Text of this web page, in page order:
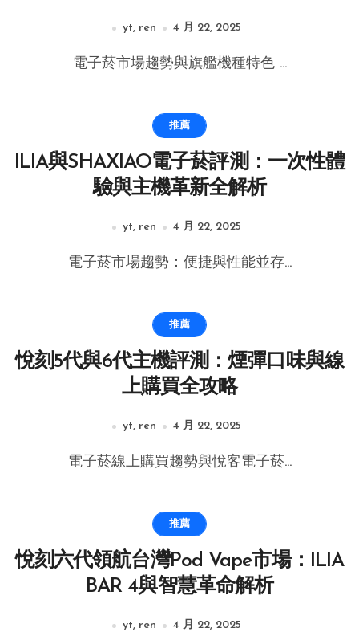
yt, ren 4 月 22, 2025
電子菸市場趨勢與旗艦機種特色 ...
推薦
ILIA與SHAXIAO電子菸評測：一次性體
驗與主機革新全解析
yt, ren 4 月 22, 2025
電子菸市場趨勢：便捷與性能並存...
推薦
悅刻5代與6代主機評測：煙彈口味與線
上購買全攻略
yt, ren 4 月 22, 2025
電子菸線上購買趨勢與悅客電子菸...
推薦
悅刻六代領航台灣Pod Vape市場：ILIA
BAR 4與智慧革命解析
yt, ren 4 月 22, 2025